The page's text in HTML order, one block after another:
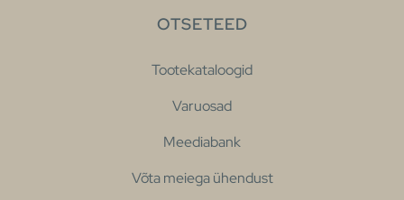
OTSETEED
Tootekataloogid
Varuosad
Meediabank
Võta meiega ühendust